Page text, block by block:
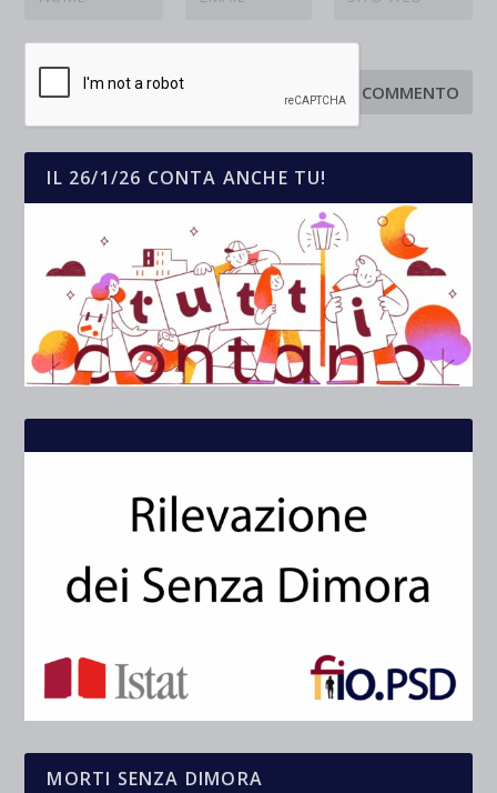
IL 26/1/26 CONTA ANCHE TU!
MORTI SENZA DIMORA